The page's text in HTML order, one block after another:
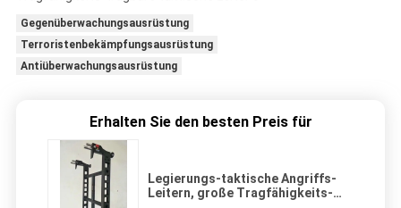
Gegenüberwachungsausrüstung
Terroristenbekämpfungsausrüstung
Antiüberwachungsausrüstung
Erhalten Sie den besten Preis für
Legierungs-taktische Angriffs-
Leitern, große Tragfähigkeits-